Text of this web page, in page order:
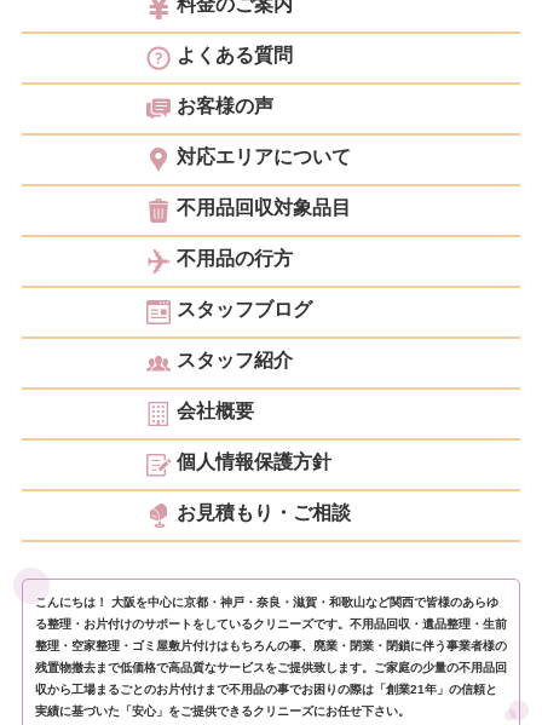
料金のご案内
よくある質問
お客様の声
対応エリアについて
不用品回収対象品目
不用品の行方
スタッフブログ
スタッフ紹介
会社概要
個人情報保護方針
お見積もり・ご相談
こんにちは！ 大阪を中心に京都・神戸・奈良・滋賀・和歌山など関西で皆様のあらゆ
る整理・お片付けのサポートをしているクリニーズです。不用品回収・遺品整理・生前
整理・空家整理・ゴミ屋敷片付けはもちろんの事、廃業・閉業・閉鎖に伴う事業者様の
残置物撤去まで低価格で高品質なサービスをご提供致します。ご家庭の少量の不用品回
収から工場まるごとのお片付けまで不用品の事でお困りの際は「創業21年」の信頼と
実績に基づいた「安心」をご提供できるクリニーズにお任せ下さい。